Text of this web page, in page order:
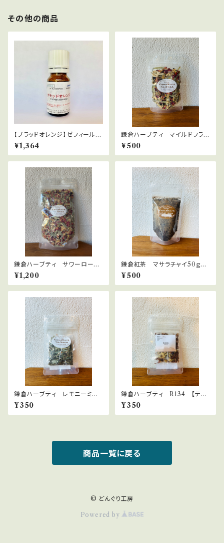
その他の商品
【ブラッドオレンジ】ゼフィール
（栽） Citrus sinensis
¥1,364
鎌倉ハーブティ マイルドフラワ
ー 10ｇ
¥500
鎌倉ハーブティ サワーロー
ズ 30ｇ
¥1,200
鎌倉紅茶 マサラチャイ50ｇ
ネパール直輸入
¥500
鎌倉ハーブティ レモニーミント
【ティーバッグ】1.5g×2bags
¥350
鎌倉ハーブティ R134 【ティ
ーバッグ】1.5g×2bags
¥350
商品一覧に戻る
© どんぐり工房
Powered by